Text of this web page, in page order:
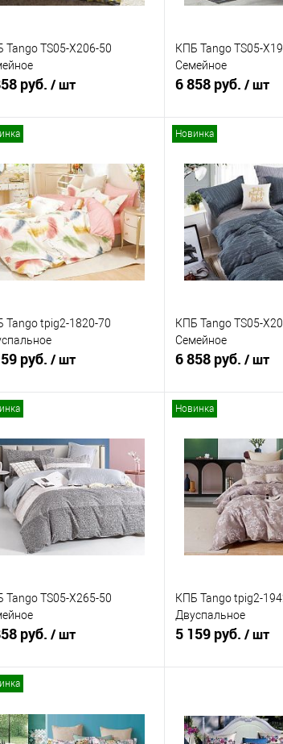
Tango TS05-X206-50
руб. / шт
Купить в 1 клик
Сравнение
В избранное
В наличии
КПБ Tango TS05-
Семейное
6 858 руб. / шт
Купить в 1 клик
В избранное
Tango tpig2-1820-70
руб. / шт
Купить в 1 клик
Сравнение
В избранное
В наличии
Новинка
КПБ Tango TS05-
Семейное
6 858 руб. / шт
Купить в 1 клик
В избранное
Tango TS05-X265-50
руб. / шт
Новинка
КПБ Tango tpig2-
Двуспальное
5 159 руб. / шт